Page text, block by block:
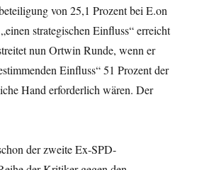
von 25,1 Prozent bei E.on
strategischen Einfluss“ erreicht
nun Ortwin Runde, wenn er
Einfluss“ 51 Prozent der
Hand erforderlich wären. Der
der zweite Ex-SPD-